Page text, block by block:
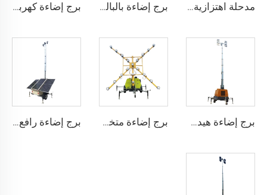
مدحلة اهتزازية أحادية الأسطوانة هيدروليكية بالكامل طراز BMS10-10 طن برج إضاءة بالبالون يدوي الرفع بطول 5 أمتار من طراز SMLV1000QA-5m برج إضاءة كهربائي رافع بطول 7 أمتار من طراز 4EVA4000-7m
برج إضاءة هيدروليكي رافع بطول 9 أمتار من طراز 4HVP1600M-9m برج إضاءة متخصص للمطارات من الطراز X، نموذج 4TN4000B برج إضاءة رافع يعمل بالطاقة الشمسية بطول 7 أمتار أو 9 أمتار من طراز 4TNVE600-7m/9m